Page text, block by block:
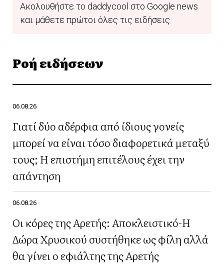
Ακολουθήστε το daddycool στο Google news
και μάθετε πρώτοι όλες τις ειδήσεις
Ροή ειδήσεων
06.08.26
Γιατί δύο αδέρφια από ίδιους γονείς
μπορεί να είναι τόσο διαφορετικά μεταξύ
τους; Η επιστήμη επιτέλους έχει την
απάντηση
06.08.26
Οι κόρες της Αρετής: Αποκλειστικό-Η
Δώρα Χρυσικού συστήθηκε ως φίλη αλλά
θα γίνει ο εφιάλτης της Αρετής